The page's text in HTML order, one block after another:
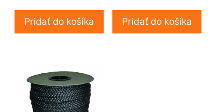
Pridať do košíka Pridať do košíka